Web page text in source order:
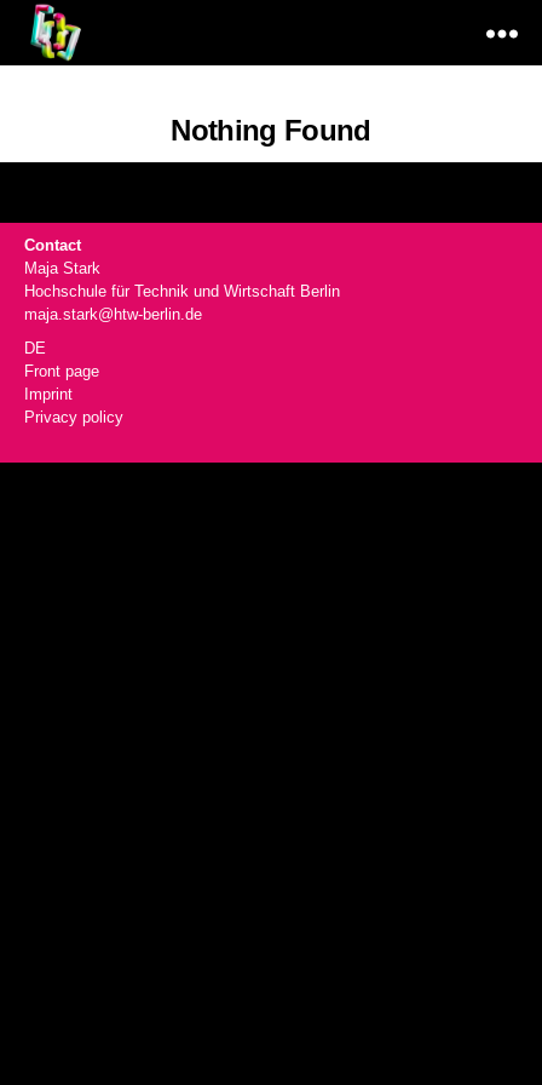
Nothing Found
Contact
Maja Stark
Hochschule für Technik und Wirtschaft Berlin
maja.stark@htw-berlin.de
DE
Front page
Imprint
Privacy policy